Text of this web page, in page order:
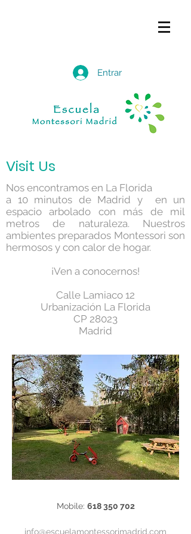
Entrar
Visit Us
Nos encontramos en La Florida
a 10 minutos de Madrid y en un
espacio arbolado con más de mil
metros de naturaleza. Nuestros
ambientes preparados Montessori son
hermosos y con calor de hogar.
¡Ven a conocernos!
Calle Lamiaco 12
Urbanización La Florida
CP 28023
Madrid
Mobile: 618 350 702
info@escuelamontessorimadrid.com